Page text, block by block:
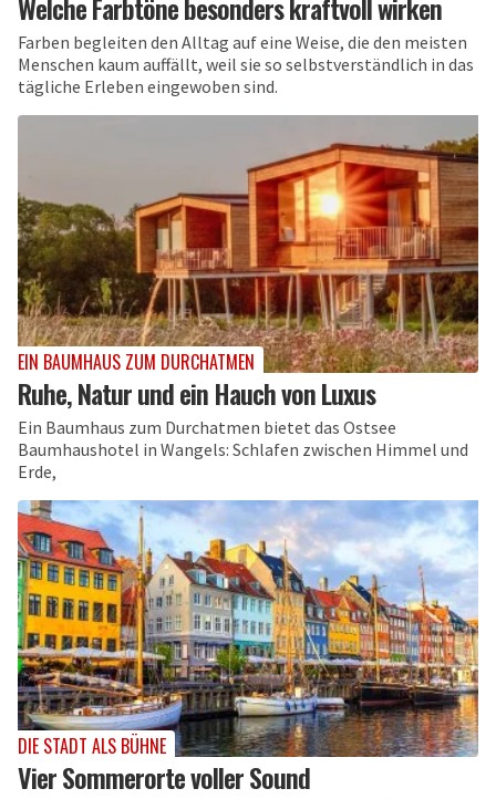
Welche Farbtöne besonders kraftvoll wirken
Farben begleiten den Alltag auf eine Weise, die den meisten
Menschen kaum auffällt, weil sie so selbstverständlich in das
tägliche Erleben eingewoben sind.
EIN BAUMHAUS ZUM DURCHATMEN
Ruhe, Natur und ein Hauch von Luxus
Ein Baumhaus zum Durchatmen bietet das Ostsee
Baumhaushotel in Wangels: Schlafen zwischen Himmel und
Erde,
DIE STADT ALS BÜHNE
Vier Sommerorte voller Sound